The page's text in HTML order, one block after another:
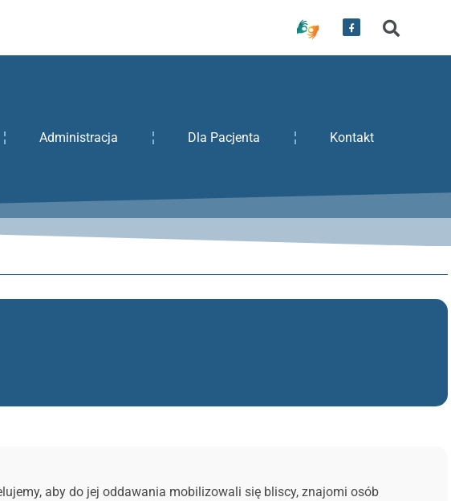
Administracja Dla Pacjenta Kontakt
aby do jej oddawania mobilizowali się bliscy, znajomi osób